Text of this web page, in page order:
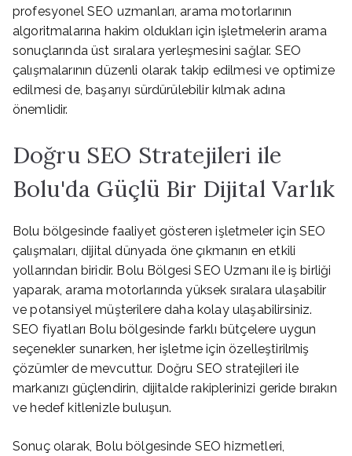
profesyonel SEO uzmanları, arama motorlarının
algoritmalarına hakim oldukları için işletmelerin arama
sonuçlarında üst sıralara yerleşmesini sağlar. SEO
çalışmalarının düzenli olarak takip edilmesi ve optimize
edilmesi de, başarıyı sürdürülebilir kılmak adına
önemlidir.
Doğru SEO Stratejileri ile
Bolu'da Güçlü Bir Dijital Varlık
Bolu bölgesinde faaliyet gösteren işletmeler için SEO
çalışmaları, dijital dünyada öne çıkmanın en etkili
yollarından biridir. Bolu Bölgesi SEO Uzmanı ile iş birliği
yaparak, arama motorlarında yüksek sıralara ulaşabilir
ve potansiyel müşterilere daha kolay ulaşabilirsiniz.
SEO fiyatları Bolu bölgesinde farklı bütçelere uygun
seçenekler sunarken, her işletme için özelleştirilmiş
çözümler de mevcuttur. Doğru SEO stratejileri ile
markanızı güçlendirin, dijitalde rakiplerinizi geride bırakın
ve hedef kitlenizle buluşun.
Sonuç olarak, Bolu bölgesinde SEO hizmetleri,